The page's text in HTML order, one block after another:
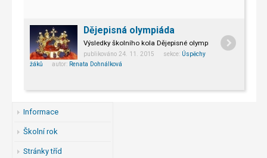
Dějepisná olympiáda
Výsledky školního kola Dějepisné olympiády
publikováno 24. 11. 2015 sekce: Úspěchy
žáků autor: Renata Dohnálková
Informace
Školní rok
Stránky tříd